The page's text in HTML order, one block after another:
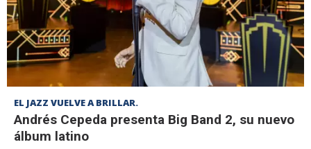
EL JAZZ VUELVE A BRILLAR.
Andrés Cepeda presenta Big Band 2, su nuevo
álbum latino